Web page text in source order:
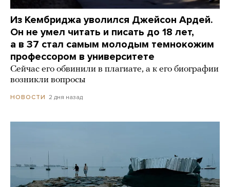
Из Кембриджа уволился Джейсон Ардей.
Он не умел читать и писать до 18 лет,
а в 37 стал самым молодым темнокожим
профессором в университете
Сейчас его обвинили в плагиате, а к его биографии
возникли вопросы
НОВОСТИ 2 дня назад